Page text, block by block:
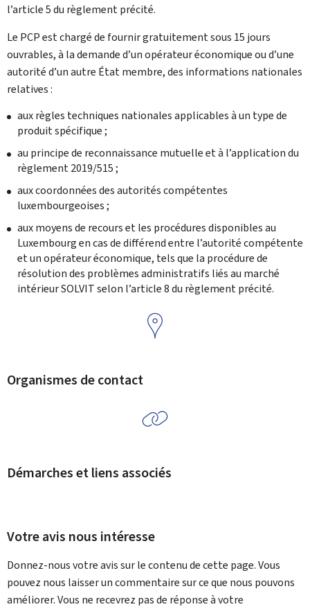
l’article 5 du règlement précité.
Le PCP est chargé de fournir gratuitement sous 15 jours
ouvrables, à la demande d’un opérateur économique ou d’une
autorité d’un autre État membre, des informations nationales
relatives :
aux règles techniques nationales applicables à un type de
produit spécifique ;
au principe de reconnaissance mutuelle et à l’application du
règlement 2019/515 ;
aux coordonnées des autorités compétentes
luxembourgeoises ;
aux moyens de recours et les procédures disponibles au
Luxembourg en cas de différend entre l’autorité compétente
et un opérateur économique, tels que la procédure de
résolution des problèmes administratifs liés au marché
intérieur SOLVIT selon l’article 8 du règlement précité.
Organismes de contact
Démarches et liens associés
Votre avis nous intéresse
Donnez-nous votre avis sur le contenu de cette page. Vous
pouvez nous laisser un commentaire sur ce que nous pouvons
améliorer. Vous ne recevrez pas de réponse à votre